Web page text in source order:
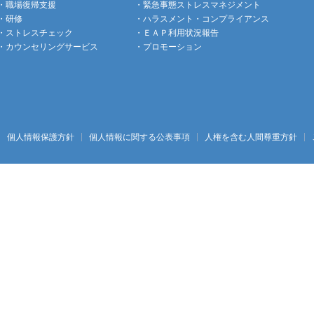
職場復帰支援
緊急事態ストレスマネジメント
研修
ハラスメント・コンプライアンス
ストレスチェック
ＥＡＰ利用状況報告
カウンセリングサービス
プロモーション
個人情報保護方針 個人情報に関する公表事項 人権を含む人間尊重方針